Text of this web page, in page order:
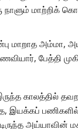
நாளும் மாற்றிக்
மாறாத அம்மா,
பேத்தி
காலத்தில்
இயக்கப்
அய்யாவின்